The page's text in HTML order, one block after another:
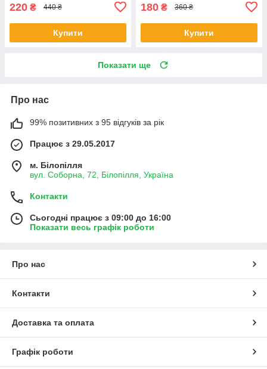
220 ₴ 440 ₴
Купити
180 ₴ 360 ₴
Купити
Показати ще
Про нас
99% позитивних з 95 відгуків за рік
Працює з 29.05.2017
м. Білопілля
вул. Соборна, 72, Білопілля, Україна
Контакти
Сьогодні працює з 09:00 до 16:00
Показати весь графік роботи
Про нас
Контакти
Доставка та оплата
Графік роботи